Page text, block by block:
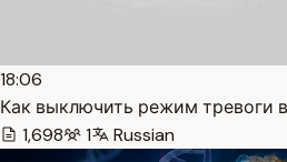
18:06
Как выключить режим тревоги
1,698
1 Russian